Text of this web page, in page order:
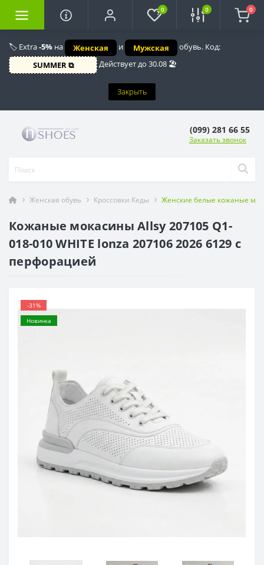
🏷️ Extra-5% на Женская и Мужская
обувь. Код:
SUMMER ⧉
Действует до 30.08 🏖️
Закрыть
0 0 0
(099) 281 66 55
Заказать звонок
Женская обувь Кроссовки Кеды Женские белые кожаные
Кожаные мокасины Allsy 207105 Q1-
018-010 WHITE lonza 207106 2026 6129 с
перфорацией
-31%
Новинка